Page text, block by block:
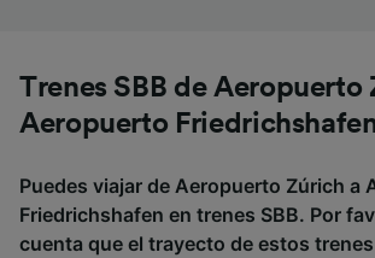
Trenes SBB de Aeropuerto
Aeropuerto
Puedes viajar de Aeropuerto Zúrich a
Friedrichshafen en trenes SBB. Por
cuenta que el trayecto de estos